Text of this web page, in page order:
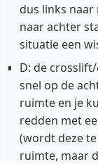
dus links
naar achter
situatie een
D: de
snel op de
ruimte en je
redden met
(wordt deze
ruimte, maar